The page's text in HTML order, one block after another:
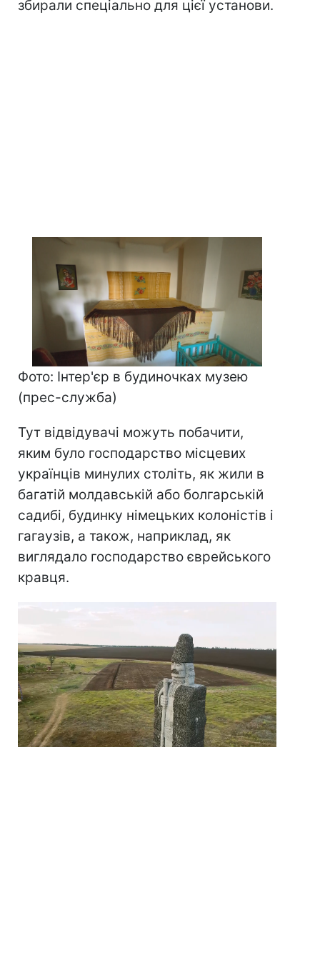
збирали спеціально для цієї установи.
Фото: Інтер'єр в будиночках музею
(прес-служба)
Тут відвідувачі можуть побачити,
яким було господарство місцевих
українців минулих століть, як жили в
багатій молдавській або болгарській
садибі, будинку німецьких колоністів і
гагаузів, а також, наприклад, як
виглядало господарство єврейського
кравця.